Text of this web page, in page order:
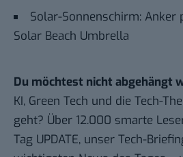
Solar-Sonnenschirm: Anker
Solar Beach Umbrella
Du möchtest nicht abgehängt
KI, Green Tech und die Tech-
geht? Über 12.000 smarte
Tag UPDATE, unser Tech-